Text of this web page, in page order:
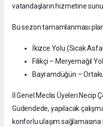
vatandaşların hizmetine
Bu sezon tamamlanması
İkizce Yolu (Sıcak
Filikçi – Meryemağıl
Bayramdüğün –
İl Genel Meclis Üyeleri Necip
Güdendede, yapılacak
konforlu ulaşım sağlamasına